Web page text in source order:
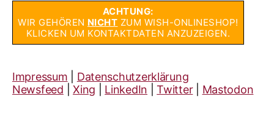
ACHTUNG:
WIR GEHÖREN NICHT ZUM WISH-ONLINESHOP!
KLICKEN UM KONTAKTDATEN ANZUZEIGEN.
Impressum
Datenschutzerklärung
Newsfeed |Xing LinkedIn |Twitter Mastodon